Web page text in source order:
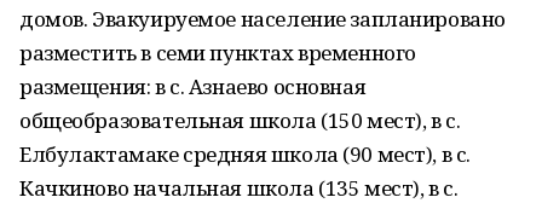
домов. Эвакуируемое население запланировано
разместить в семи пунктах временного
размещения: в с. Азнаево основная
общеобразовательная школа (150 мест), в с.
Елбулактамаке средняя школа (90 мест), в с.
Качкиново начальная школа (135 мест), в с.